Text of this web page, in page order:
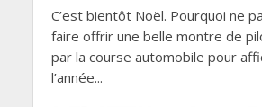
C’est bientôt Noël. Pourquoi ne
faire offrir une belle montre de
par la course automobile pour
l’année...